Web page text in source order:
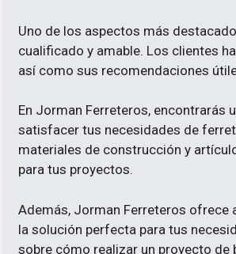
Uno de los aspectos más
cualificado y amable. Los clientes
así como sus recomendaciones
En Jorman Ferreteros, encontrarás
satisfacer tus necesidades de
materiales de construcción y
para tus proyectos.
Además, Jorman Ferreteros ofrece
la solución perfecta para tus
sobre cómo realizar un proyecto